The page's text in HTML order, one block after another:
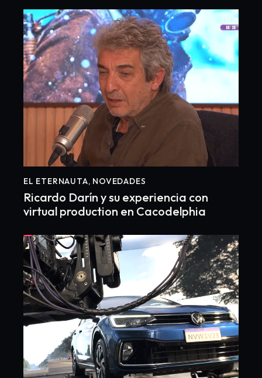
EL ETERNAUTA, NOVEDADES
Ricardo Darín y su experiencia con
virtual production en Cacodelphia